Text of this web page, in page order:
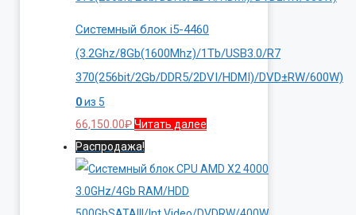
Системный блок i5-4460
(3.2Ghz/8Gb(1600Mhz)/1Tb/USB3.0/R7
370(256bit/2Gb/DDR5/2DVI/HDMI)/DVD±RW/600W)
0из 5
66,150.00₽Читать далее
Распродажа!